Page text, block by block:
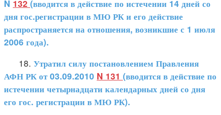
N 132 (вводится в действие по истечении 14 дней со
дня гос.регистрации в МЮ РК и его действие
распространяется на отношения, возникшие с 1 июля
2006 года).
18. Утратил силу постановлением Правления
АФН РК от 03.09.2010 N 131 (вводится в действие по
истечении четырнадцати календарных дней со дня
его гос. регистрации в МЮ РК).